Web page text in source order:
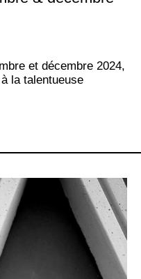
et décembre 2024,
la talentueuse